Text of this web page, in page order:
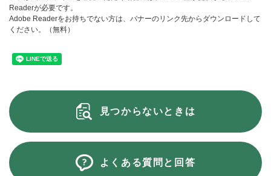
Readerが必要です。
Adobe Readerをお持ちでない方は、バナーのリンク先からダウンロードして
ください。（無料）
見つからないときは
よくある質問と回答